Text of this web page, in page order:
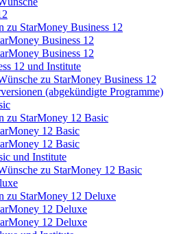
StarMoney Business 12
Business 12
Business 12
12 und Institute
zu StarMoney Business 12
(abgekündigte Programme)
StarMoney 12 Basic
12 Basic
12 Basic
und Institute
zu StarMoney 12 Basic
StarMoney 12 Deluxe
12 Deluxe
12 Deluxe